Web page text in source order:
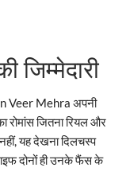
Veer Mehra अपनी
रोमांस जितना रियल और
यह देखना दिलचस्प
दोनों ही उनके फैंस के